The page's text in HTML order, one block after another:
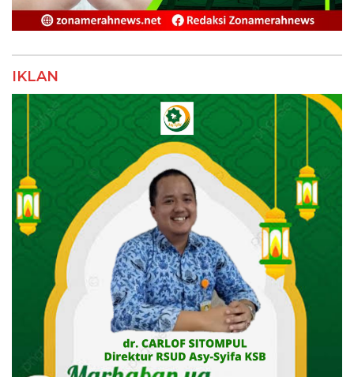
IKLAN